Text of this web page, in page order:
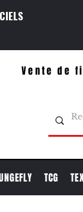
Vente de
TCG